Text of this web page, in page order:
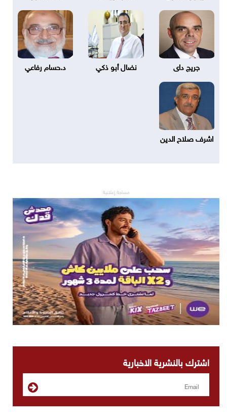
جريج داى نضال أبو ذكي د.حسام رفاعي
اشرف صلاح الدين
مساحة إعلانية
اشترك بالنشرية الاخبارية